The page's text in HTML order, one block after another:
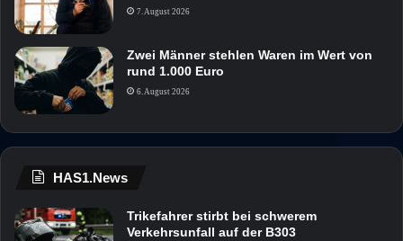
7. August 2026
Zwei Männer stehlen Waren im Wert von
rund 1.000 Euro
6. August 2026
HAS1.News
Trikefahrer stirbt bei schwerem
Verkehrsunfall auf der B303